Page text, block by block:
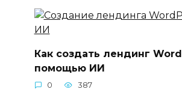
Как создать лендинг
помощью ИИ
0 387